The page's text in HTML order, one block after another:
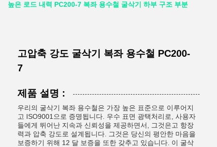
높은 로드 내력 PC200-7 복좌 용수철 굴삭기 하부 구조 부분
고압축 강도 굴삭기 복좌 용수철 PC200-
7
제품 설명 :
우리의 굴삭기 복좌 용수철은 가장 높은 표준으로 이루어지
고 ISO9001으로 증명됩니다. 우수 표면 광택처리로, 사용자
들에게 뛰어난 지속과 신뢰성을 제공하면서, 그것은고 항장
력과 압축 강도로 설계됩니다. 그것은 당신의 평안한 마음을
보증하기 위해 12 달 보증을 또한 갖추고 있습니다. 이 굴삭